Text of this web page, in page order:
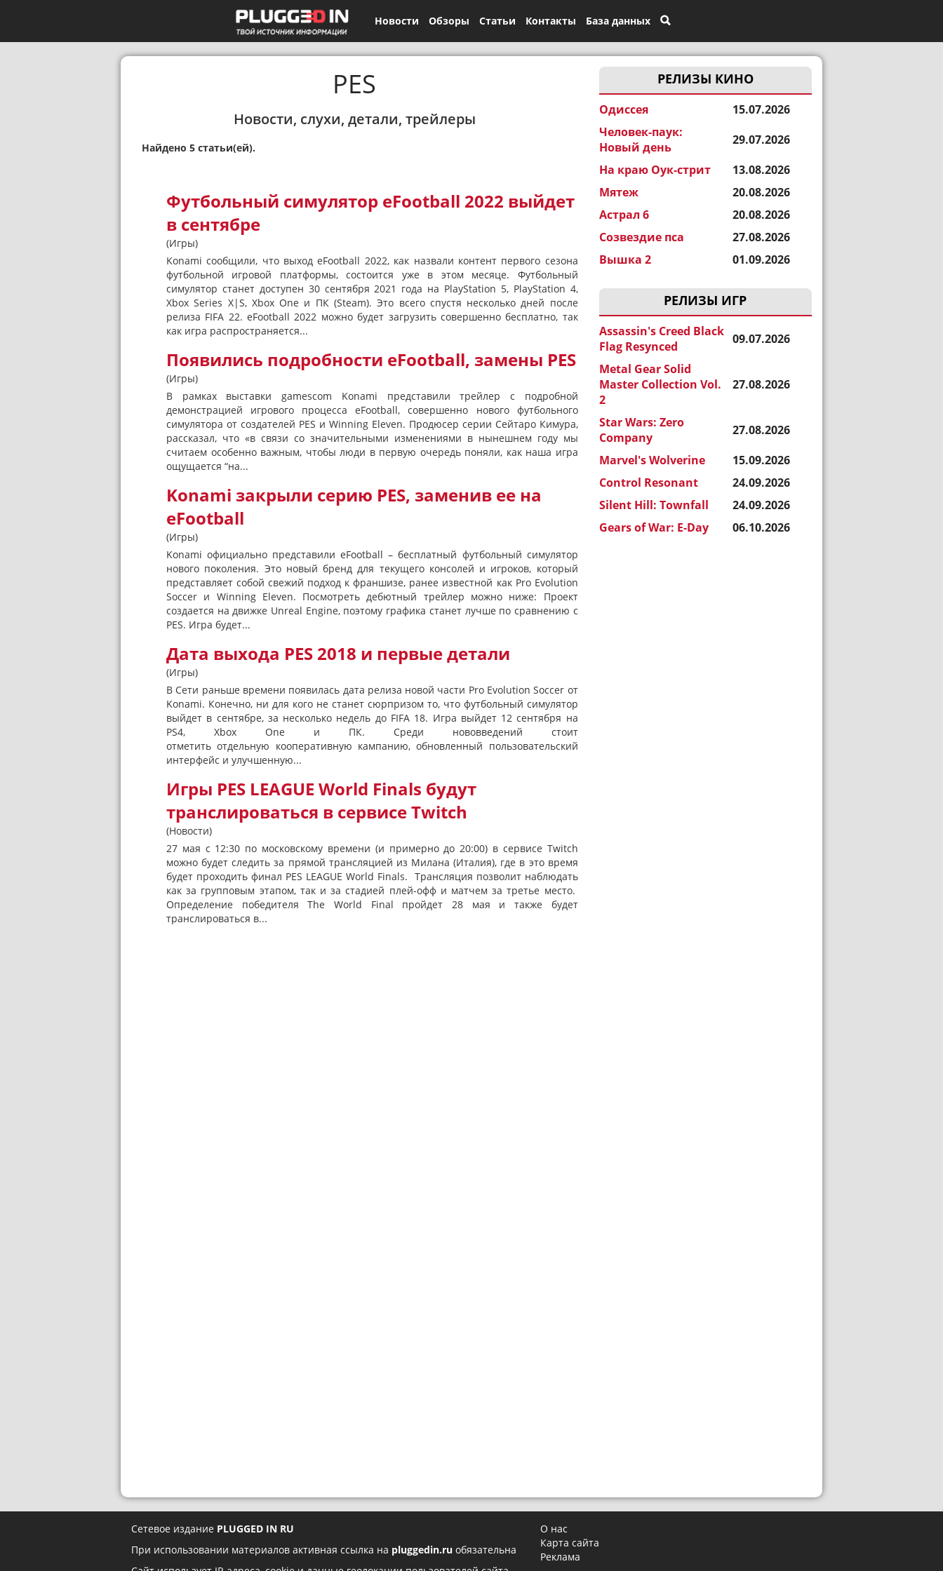
Новости Обзоры Статьи Контакты База данных
РЕЛИЗЫ КИНО
Одиссея
15.07.2026
Человек-паук:
Новый день
29.07.2026
На краю Оук-стрит
13.08.2026
Мятеж
20.08.2026
Астрал 6
20.08.2026
Созвездие пса
27.08.2026
Вышка 2
01.09.2026
РЕЛИЗЫ ИГР
Assassin's Creed Black
Flag Resynced
09.07.2026
Metal Gear Solid
Master Collection Vol.
2
27.08.2026
Star Wars: Zero
Company
27.08.2026
Marvel's Wolverine
15.09.2026
Control Resonant
24.09.2026
Silent Hill: Townfall
24.09.2026
Gears of War: E-Day
06.10.2026
PES
Новости, слухи, детали, трейлеры
Найдено 5 статьи(ей).
Футбольный симулятор eFootball 2022 выйдет
в сентябре
(Игры)
Konami сообщили, что выход eFootball 2022, как назвали контент первого сезона
футбольной игровой платформы, состоится уже в этом месяце. Футбольный
симулятор станет доступен 30 сентября 2021 года на PlayStation 5, PlayStation 4,
Xbox Series X|S, Xbox One и ПК (Steam). Это всего спустя несколько дней после
релиза FIFA 22. eFootball 2022 можно будет загрузить совершенно бесплатно, так
как игра распространяется...
Появились подробности eFootball, замены PES
(Игры)
В рамках выставки gamescom Konami представили трейлер с подробной
демонстрацией игрового процесса eFootball, совершенно нового футбольного
симулятора от создателей PES и Winning Eleven. Продюсер серии Сейтаро Кимура,
рассказал, что «в связи со значительными изменениями в нынешнем году мы
считаем особенно важным, чтобы люди в первую очередь поняли, как наша игра
ощущается “на...
Konami закрыли серию PES, заменив ее на
eFootball
(Игры)
Konami официально представили eFootball – бесплатный футбольный симулятор
нового поколения. Это новый бренд для текущего консолей и игроков, который
представляет собой свежий подход к франшизе, ранее известной как Pro Evolution
Soccer и Winning Eleven. Посмотреть дебютный трейлер можно ниже: Проект
создается на движке Unreal Engine, поэтому графика станет лучше по сравнению с
PES. Игра будет...
Дата выхода PES 2018 и первые детали
(Игры)
В Сети раньше времени появилась дата релиза новой части Pro Evolution Soccer от
Konami. Конечно, ни для кого не станет сюрпризом то, что футбольный симулятор
выйдет в сентябре, за несколько недель до FIFA 18. Игра выйдет 12 сентября на
PS4, Xbox One и ПК. Среди нововведений стоит
отметить отдельную кооперативную кампанию, обновленный пользовательский
интерфейс и улучшенную...
Игры PES LEAGUE World Finals будут
транслироваться в сервисе Twitch
(Новости)
27 мая с 12:30 по московскому времени (и примерно до 20:00) в сервисе Twitch
можно будет следить за прямой трансляцией из Милана (Италия), где в это время
будет проходить финал PES LEAGUE World Finals. Трансляция позволит наблюдать
как за групповым этапом, так и за стадией плей-офф и матчем за третье место.
Определение победителя The World Final пройдет 28 мая и также будет
транслироваться в...
Сетевое издание PLUGGED IN RU
При использовании материалов активная ссылка на pluggedin.ru обязательна
О нас
Карта сайта
Реклама